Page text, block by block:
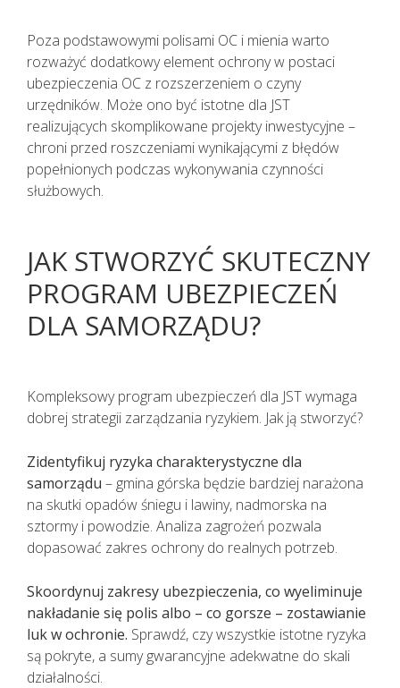
Poza podstawowymi polisami OC i mienia warto
rozważyć dodatkowy element ochrony w postaci
ubezpieczenia OC z rozszerzeniem o czyny
urzędników. Może ono być istotne dla JST
realizujących skomplikowane projekty inwestycyjne –
chroni przed roszczeniami wynikającymi z błędów
popełnionych podczas wykonywania czynności
służbowych.
JAK STWORZYĆ SKUTECZNY
PROGRAM UBEZPIECZEŃ
DLA SAMORZĄDU?
Kompleksowy program ubezpieczeń dla JST wymaga
dobrej strategii zarządzania ryzykiem. Jak ją stworzyć?
Zidentyfikuj ryzyka charakterystyczne dla
samorządu – gmina górska będzie bardziej narażona
na skutki opadów śniegu i lawiny, nadmorska na
sztormy i powodzie. Analiza zagrożeń pozwala
dopasować zakres ochrony do realnych potrzeb.
Skoordynuj zakresy ubezpieczenia, co wyeliminuje
nakładanie się polis albo – co gorsze – zostawianie
luk w ochronie. Sprawdź, czy wszystkie istotne ryzyka
są pokryte, a sumy gwarancyjne adekwatne do skali
działalności.